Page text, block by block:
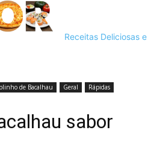
Receitas Deliciosas e
de Bacalhau Geral
Rápidas
sabor